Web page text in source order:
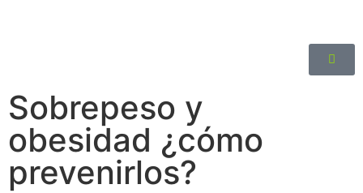
Sobrepeso y
obesidad ¿cómo
prevenirlos?